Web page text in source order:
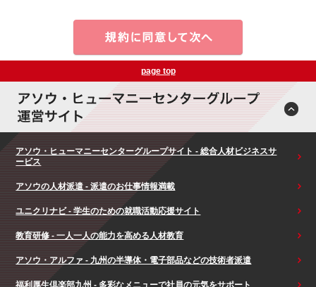
page top
アソウ・ヒューマニーセンターグループサイト - 総合人材ビジネスサ
ービス
アソウの人材派遣 - 派遣のお仕事情報満載
ユニクリナビ - 学生のための就職活動応援サイト
教育研修 - 一人一人の能力を高める人材教育
アソウ・アルファ - 九州の半導体・電子部品などの技術者派遣
福利厚生倶楽部九州 - 多彩なメニューで社員の元気をサポート